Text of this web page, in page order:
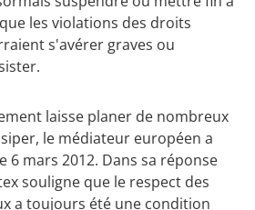
les violations des droits
s'avérer graves ou
laisse planer de nombreux
le médiateur européen a
6 mars 2012. Dans sa réponse
souligne que le respect des
a toujours été une condition